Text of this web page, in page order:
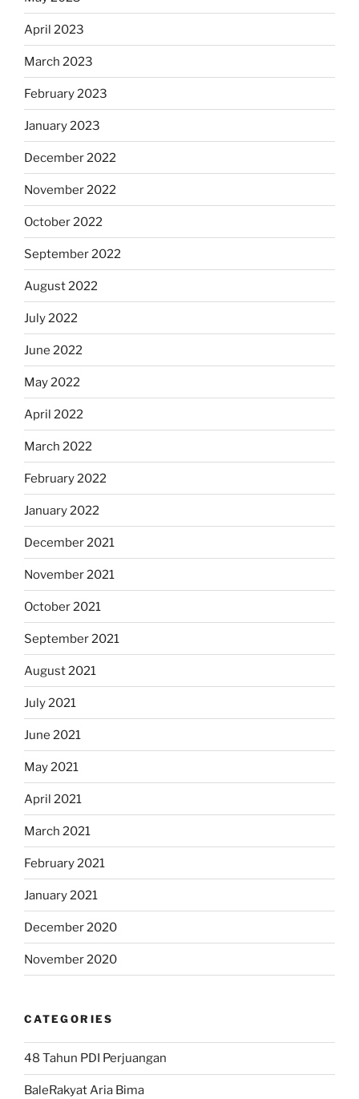
April 2023
March 2023
February 2023
January 2023
December 2022
November 2022
October 2022
September 2022
August 2022
July 2022
June 2022
May 2022
April 2022
March 2022
February 2022
January 2022
December 2021
November 2021
October 2021
September 2021
August 2021
July 2021
June 2021
May 2021
April 2021
March 2021
February 2021
January 2021
December 2020
November 2020
CATEGORIES
48 Tahun PDI Perjuangan
BaleRakyat Aria Bima